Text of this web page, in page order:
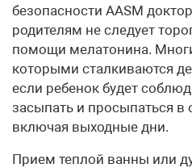
безопасности AASM
родителям не следует
помощи мелатонина.
которыми сталкиваются
если ребенок будет
засыпать и просыпаться в
включая выходные дни.
Прием теплой ванны или